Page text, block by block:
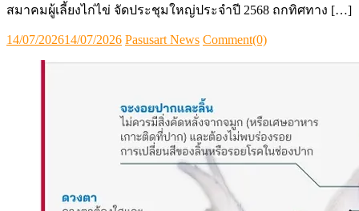
สมาคมผู้เลี้ยงไก่ไข่ จัดประชุมใหญ่ประจำปี 2568 ถกทิศทาง […]
Posted
14/07/202614/07/2026 Author
Pasusart News Comment(0)